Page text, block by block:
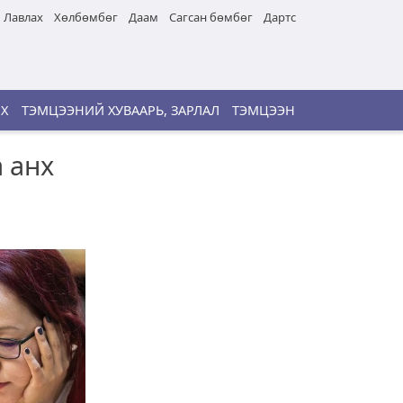
Лавлах Хөлбөмбөг Даам Сагсан бөмбөг Дартс
ТЭМЦЭЭНИЙ ХУВААРЬ, ЗАРЛАЛ ТЭМЦЭЭН